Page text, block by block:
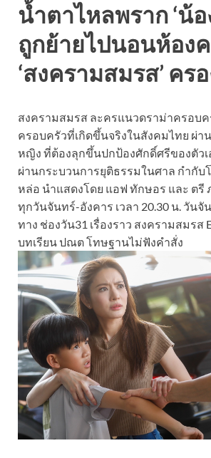
น้ำตาไหลพราก ‘น้
ถูกย้ายไปนอนห้อง
‘สงครามสมรส’ คร
สงครามสมรส ละครแนวดราม่าครอบ
ครอบครัวที่เกิดขึ้นจริงในสังคมไทย ผ่า
หญิง ที่ต้องลุกขึ้นปกป้องศักดิ์ศรีของตัวเ
ผ่านกระบวนการยุติธรรมในศาล กำกับ
หล่อ นำแสดงโดย แอฟ ทักษอร และ ตรี
ทุกวันจันทร์-อังคาร เวลา 20.30 น. วัน
ทาง ช่องวัน31 เรื่องราว สงครามสมรส
บทเรียน ปณต โทษฐานไม่ฟังคำสั่ง